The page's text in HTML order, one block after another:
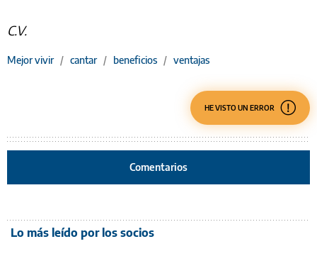
C.V.
Mejor vivir / cantar / beneficios / ventajas
HE VISTO UN ERROR
Comentarios
Lo más leído por los socios